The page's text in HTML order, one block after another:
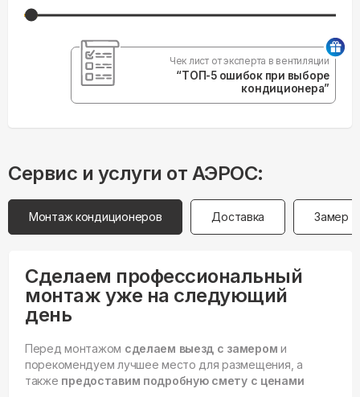
Чек лист от эксперта в вентиляции
“ТОП-5 ошибок при выборе
кондиционера”
Сервис и услуги от АЭРОС:
Монтаж кондиционеров Доставка Замер
Сделаем профессиональный
монтаж уже на следующий
день
Перед монтажом сделаем выезд с замером и
порекомендуем лучшее место для размещения, а
также предоставим подробную смету с ценами